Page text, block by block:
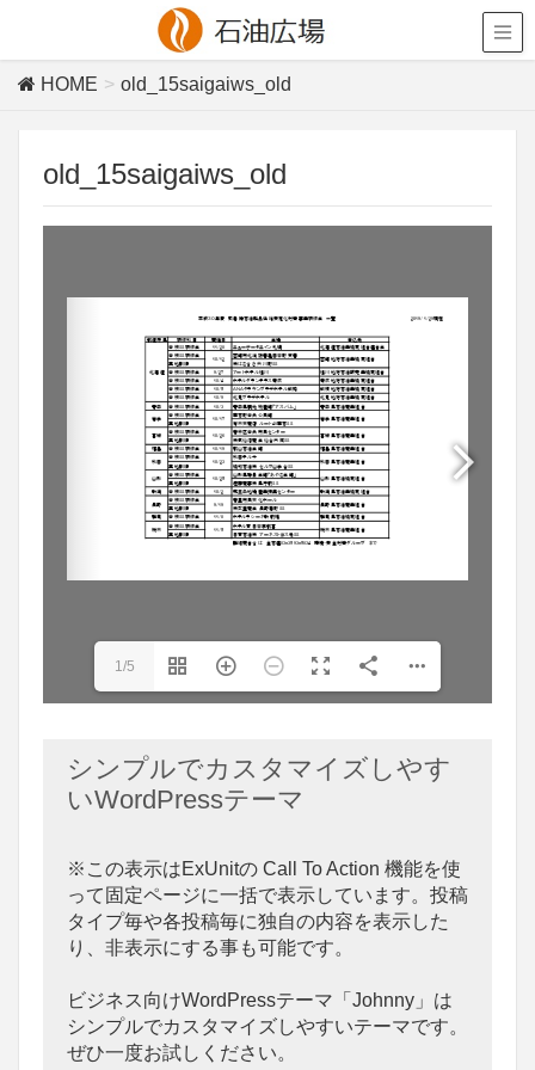
HOME old_15saigaiws_old
old_15saigaiws_old
1/5
シンプルでカスタマイズしやす
いWordPressテーマ
※この表示はExUnitの Call To Action 機能を使
って固定ページに一括で表示しています。投稿
タイプ毎や各投稿毎に独自の内容を表示した
り、非表示にする事も可能です。
ビジネス向けWordPressテーマ「Johnny」は
シンプルでカスタマイズしやすいテーマです。
ぜひ一度お試しください。